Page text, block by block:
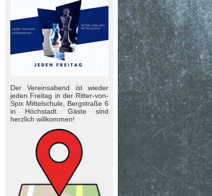
Der Vereinsabend ist wieder
jeden Freitag in der Ritter-von-
Spix Mittelschule, Bergstraße 6
in Höchstadt. Gäste sind
herzlich will­kom­men!